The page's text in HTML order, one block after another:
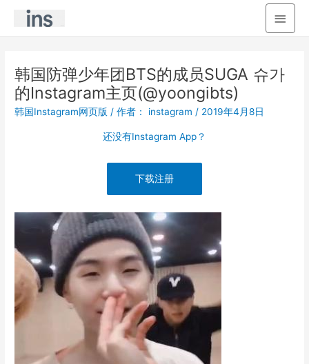
主
单
韩国防弹少年团BTS的成员SUGA 슈가
的Instagram主页(@yoongibts)
韩国Instagram网页版 / 作者： instagram / 2019年4月8日
还没有Instagram App？
下载注册